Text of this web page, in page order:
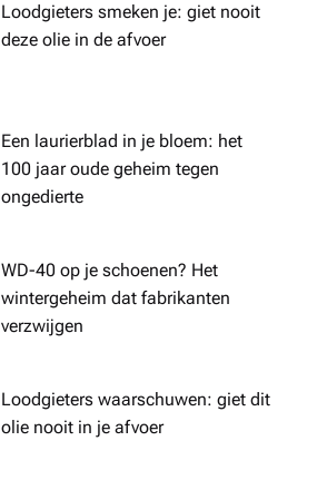
Loodgieters smeken je: giet nooit
deze olie in de afvoer
Een laurierblad in je bloem: het
100 jaar oude geheim tegen
ongedierte
WD-40 op je schoenen? Het
wintergeheim dat fabrikanten
verzwijgen
Loodgieters waarschuwen: giet dit
olie nooit in je afvoer